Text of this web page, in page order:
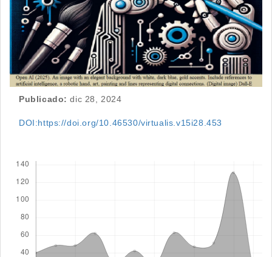
Publicado: dic 28, 2024
DOI:https://doi.org/10.46530/virtualis.v15i28.453